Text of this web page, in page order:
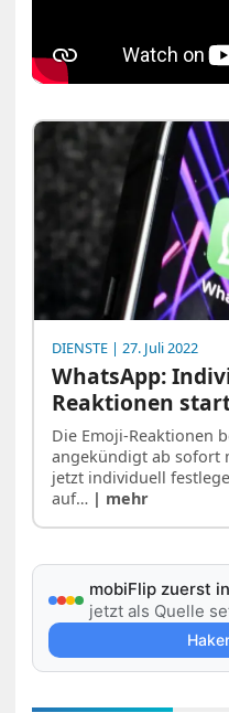
DIENSTE | 27. Juli 2022
WhatsApp:
Reaktionen
Die Emoji-Reaktionen
angekündigt ab sofort
jetzt individuell
auf… | mehr
mobiFlip zuerst
jetzt als Quelle